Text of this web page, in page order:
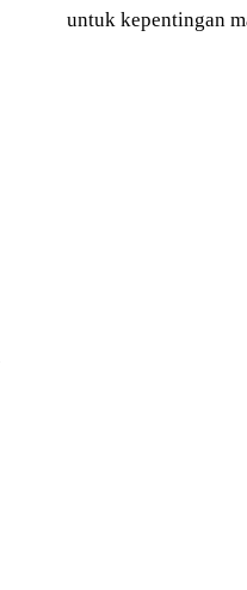
untuk kepentingan